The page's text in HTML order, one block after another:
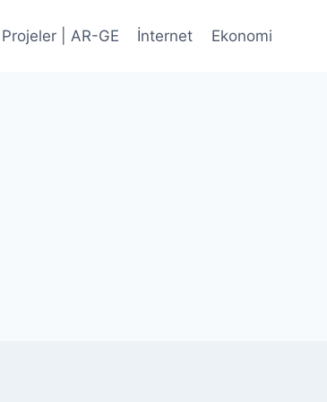
Projeler | AR-GE İnternet Ekonomi